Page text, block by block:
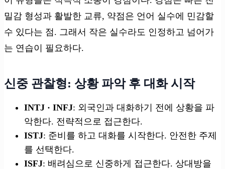
밀감 형성과 활발한 교류, 약점은 언어 실수에 민감할
수 있다는 점. 그래서 작은 실수라도 인정하고 넘어가
는 연습이 필요하다.
신중 관찰형: 상황 파악 후 대화 시작
INTJ · INFJ: 외국인과 대화하기 전에 상황을 파
악한다. 전략적으로 접근한다.
ISTJ: 준비를 하고 대화를 시작한다. 안전한 주제
를 선택한다.
ISFJ: 배려심으로 신중하게 접근한다. 상대방을